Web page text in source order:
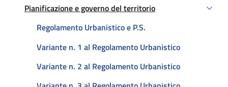
Pianificazione e governo del territorio
Attivo
Regolamento Urbanistico e P.S.
Variante n. 1 al Regolamento Urbanistico
Variante n. 2 al Regolamento Urbanistico